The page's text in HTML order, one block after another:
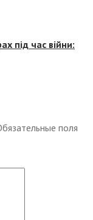
під час війни:
поля